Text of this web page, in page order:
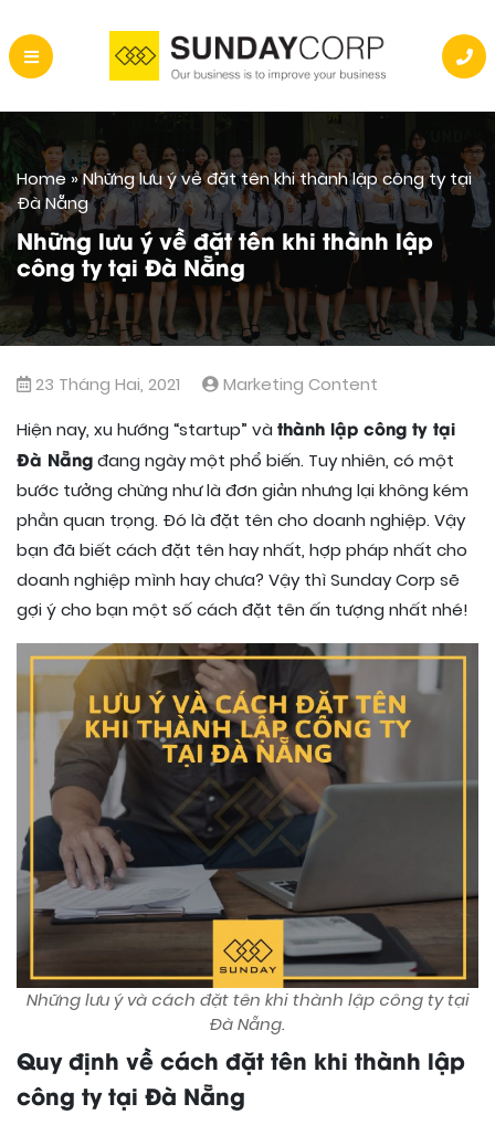
Home »Những lưu ý về đặt tên khi thành lập công ty tại
Đà Nẵng
Những lưu ý về đặt tên khi thành lập
công ty tại Đà Nẵng
23 Tháng Hai, 2021 Marketing Content
Hiện nay, xu hướng “startup” và thành lập công ty tại
Đà Nẵng đang ngày một phổ biến. Tuy nhiên, có một
bước tưởng chừng như là đơn giản nhưng lại không kém
phần quan trọng. Đó là đặt tên cho doanh nghiệp. Vậy
bạn đã biết cách đặt tên hay nhất, hợp pháp nhất cho
doanh nghiệp mình hay chưa? Vậy thì Sunday Corp sẽ
gợi ý cho bạn một số cách đặt tên ấn tượng nhất nhé!
Những lưu ý và cách đặt tên khi thành lập công ty tại
Đà Nẵng.
Quy định về cách đặt tên khi thành lập
công ty tại Đà Nẵng